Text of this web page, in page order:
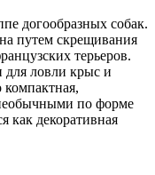
догообразных собак.
путем скрещивания
терьеров.
для ловли крыс и
компактная,
по форме
как декоративная